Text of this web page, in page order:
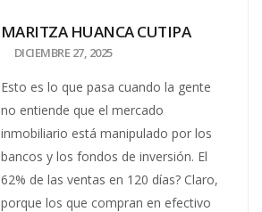
MARITZA HUANCA CUTIPA
DICIEMBRE 27, 2025
Esto es lo que pasa cuando la gente
no entiende que el mercado
inmobiliario está manipulado por los
bancos y los fondos de inversión. El
62% de las ventas en 120 días? Claro,
porque los que compran en efectivo